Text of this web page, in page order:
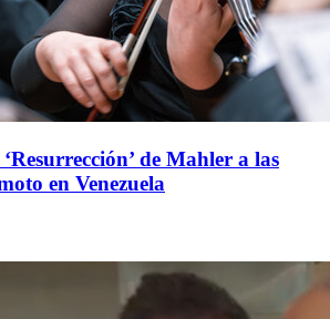
de Mahler a las
en Venezuela